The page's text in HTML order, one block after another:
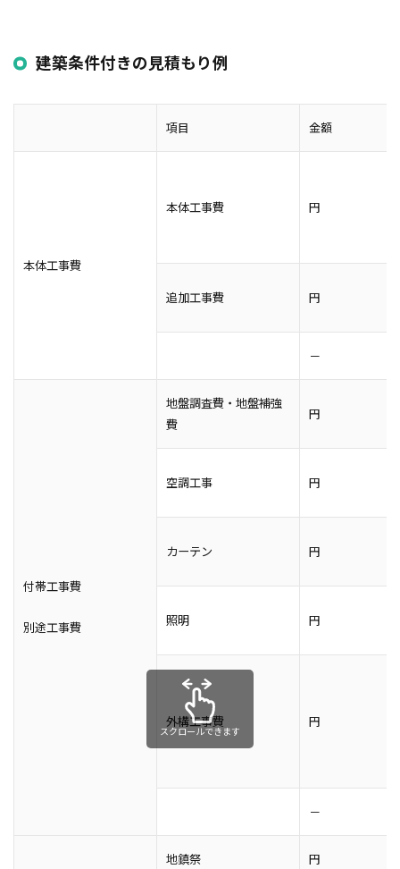
建築条件付きの見積もり例
項目 金額
本体工事費
本体工事費 円
追加工事費 円
－
付帯工事費
別途工事費
地盤調査費・地盤補強
費
円
空調工事 円
カーテン 円
照明 円
外構工事費 円
－
地鎮祭 円
スクロールできます